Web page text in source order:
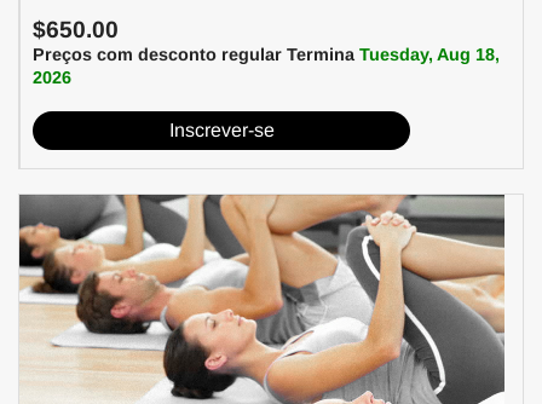
$650.00
Preços com desconto regular Termina Tuesday, Aug 18,
2026
Inscrever-se